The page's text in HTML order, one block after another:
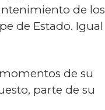
de los
de Estado. Igual
de su
parte de su